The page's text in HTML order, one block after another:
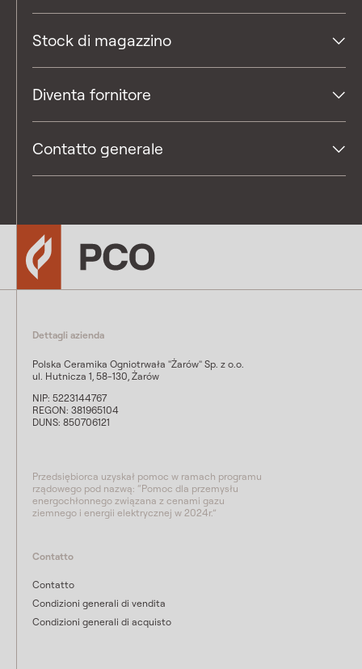
Stock di magazzino
Diventa fornitore
Contatto generale
Dettagli azienda
Polska Ceramika Ogniotrwała "Żarów" Sp. z o.o.
ul. Hutnicza 1, 58-130, Żarów
NIP: 5223144767
REGON: 381965104
DUNS: 850706121
Przedsiębiorca uzyskał pomoc w ramach programu
rządowego pod nazwą: “Pomoc dla przemysłu
energochłonnego związana z cenami gazu
ziemnego i energii elektrycznej w 2024r.”
Contatto
Contatto
Condizioni generali di vendita
Condizioni generali di acquisto